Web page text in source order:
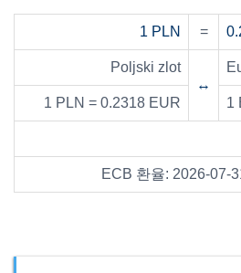
1 PLN =
Poljski zlot
↔
1 PLN = 0.2318 EUR 1
ECB 환율: 2026-07-